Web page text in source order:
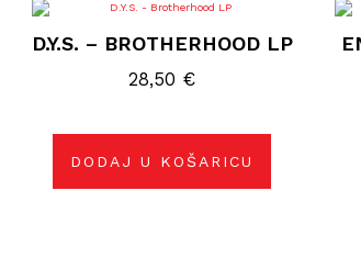
D.Y.S. – BROTHERHOOD LP
28,50 €
DODAJ U KOŠARICU